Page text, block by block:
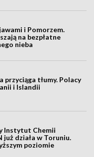
i Pomorzem.
na bezpłatne
nieba
przyciąga tłumy. Polacy
i Islandii
Instytut Chemii
już działa w Toruniu.
poziomie